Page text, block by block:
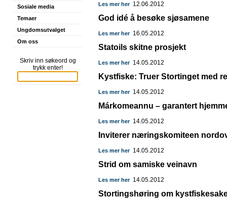
Sosiale media
Temaer
Ungdomsutvalget
Om oss
Skriv inn søkeord og
trykk enter!
Les mer her12.06.2012
God idé å besøke sjøsamene
Les mer her16.05.2012
Statoils skitne prosjekt
Les mer her14.05.2012
Kystfiske: Truer Stortinget med
Les mer her14.05.2012
Márkomeannu – garantert
Les mer her14.05.2012
Inviterer næringskomiteen
Les mer her14.05.2012
Strid om samiske veinavn
Les mer her14.05.2012
Stortingshøring om